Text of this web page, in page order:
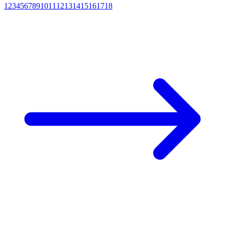
1 234567891011 12131415161718